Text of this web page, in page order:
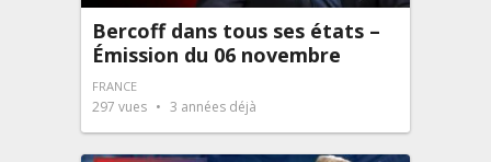
Bercoff dans tous ses états –
Émission du 06 novembre
FRANCE
297 vues 3 années déjà